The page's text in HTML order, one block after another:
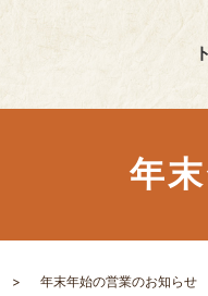
年
年末年始の営業のお知らせ